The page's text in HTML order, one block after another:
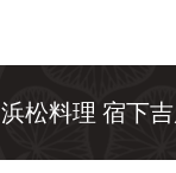
浜松料理 宿下